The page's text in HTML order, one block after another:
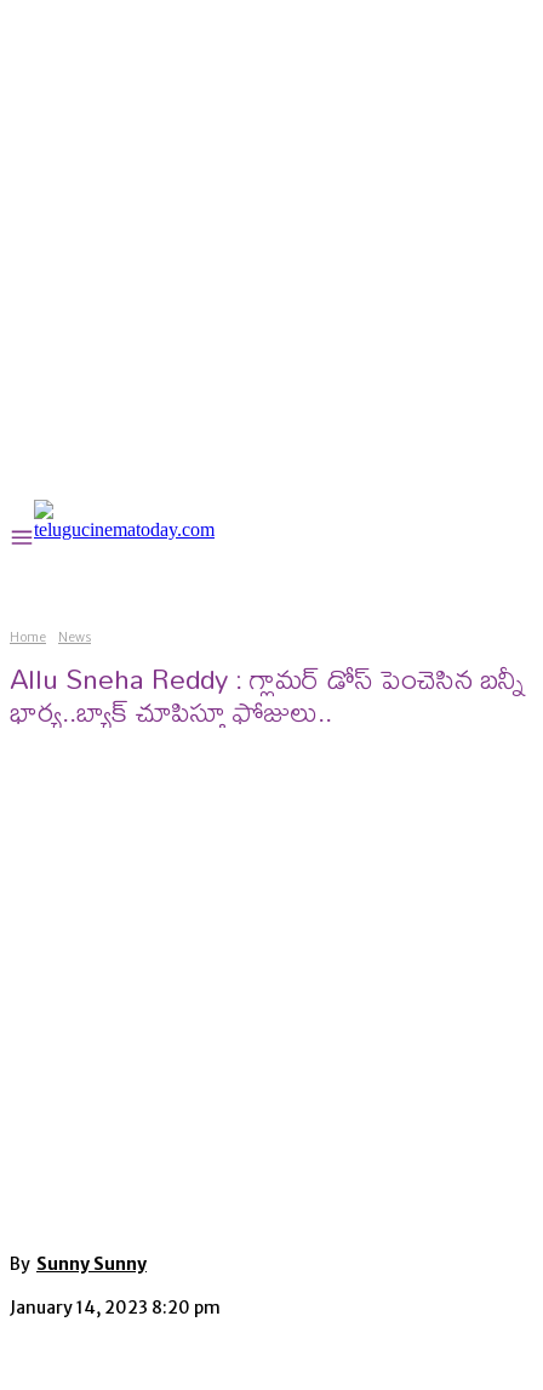
Home News
Allu Sneha Reddy : గ్లామర్ డోస్ పెంచెసిన బన్నీ
భార్య..బ్యాక్ చూపిస్తూ ఫోజులు..
By Sunny Sunny
January 14, 2023 8:20 pm